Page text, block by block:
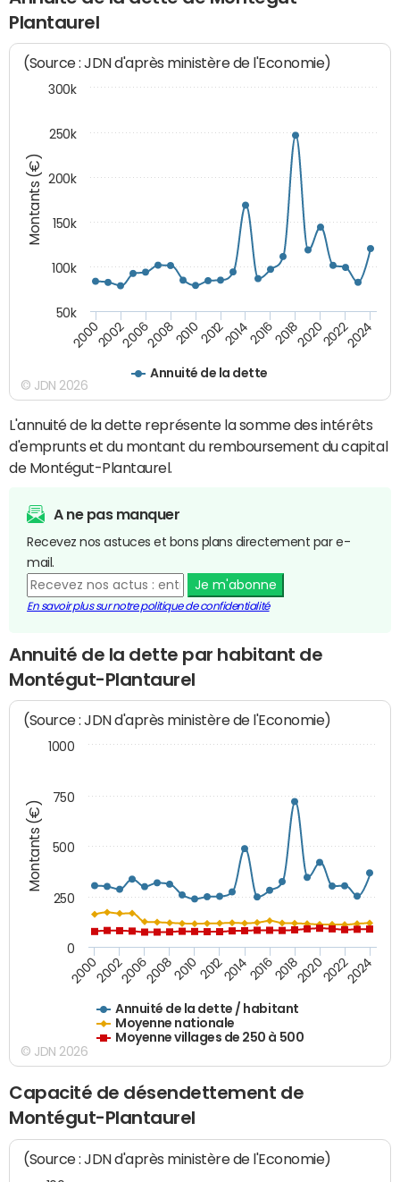
Plantaurel
Montants (€)
(Source : JDN d'après ministère de l'Economie)
Annuité de la dette
200020022006200820102012201420162018202020222024
50k
100k
150k
200k
250k
300k
© JDN 2026
L'annuité de la dette représente la somme des intérêts
d'emprunts et du montant du remboursement du capital
de Montégut-Plantaurel.
A ne pas manquer
Recevez nos astuces et bons plans directement par e-
mail.
Je m'abonne
En savoir plus sur notre politique de confidentialité
Annuité de la dette par habitant de
Montégut-Plantaurel
Montants (€)
(Source : JDN d'après ministère de l'Economie)
Annuité de la dette / habitant
Moyenne nationale
Moyenne villages de 250 à 500
200020022006200820102012201420162018202020222024
0
250
500
750
1000
© JDN 2026
Capacité de désendettement de
Montégut-Plantaurel
(Source : JDN d'après ministère de l'Economie)